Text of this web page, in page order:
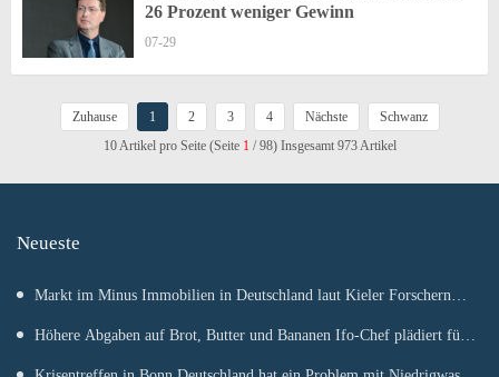
26 Prozent weniger Gewinn
07-29
Zuhause 1 2 3 4 Nächste
Schwanz
10 Artikel pro Seite (Seite 1 / 98) Insgesamt 973 Artikel
Neueste
Markt im Minus Immobilien in Deutschland laut Kieler Forschern
wieder günstiger
Höhere Abgaben auf Brot, Butter und Bananen Ifo-Chef plädiert für